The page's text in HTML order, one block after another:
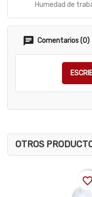
Humedad de
Comentarios (0)
OTROS
favorite_border